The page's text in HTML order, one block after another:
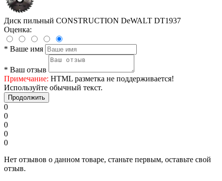
Диск пильный СONSTRUCTION DeWALT DT1937
Оценка:
* Ваше имя
* Ваш отзыв
Примечание: HTML разметка не поддерживается!
Используйте обычный текст.
Продолжить
0
0
0
0
0
Нет отзывов о данном товаре, станьте первым, оставьте свой
отзыв.